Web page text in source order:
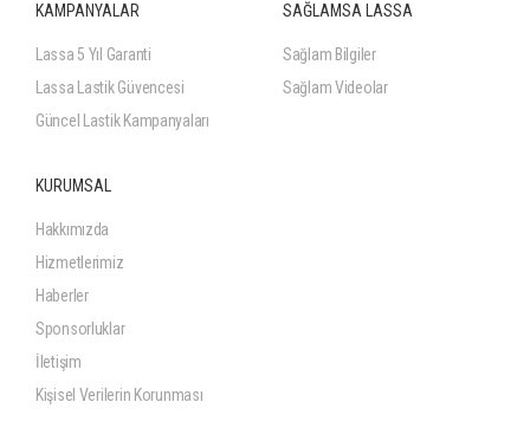
KAMPANYALAR
Lassa 5 Yıl Garanti
Lassa Lastik Güvencesi
Güncel Lastik Kampanyaları
SAĞLAMSA LASSA
Sağlam Bilgiler
Sağlam Videolar
KURUMSAL
Hakkımızda
Hizmetlerimiz
Haberler
Sponsorluklar
İletişim
Kişisel Verilerin Korunması